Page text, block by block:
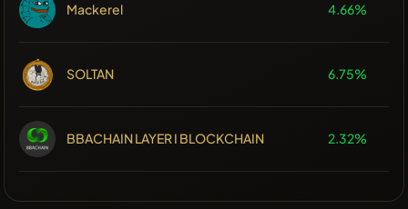
Mackerel 4.66%
SOLTAN 6.75%
BBACHAIN LAYER I BLOCKCHAIN 2.32%